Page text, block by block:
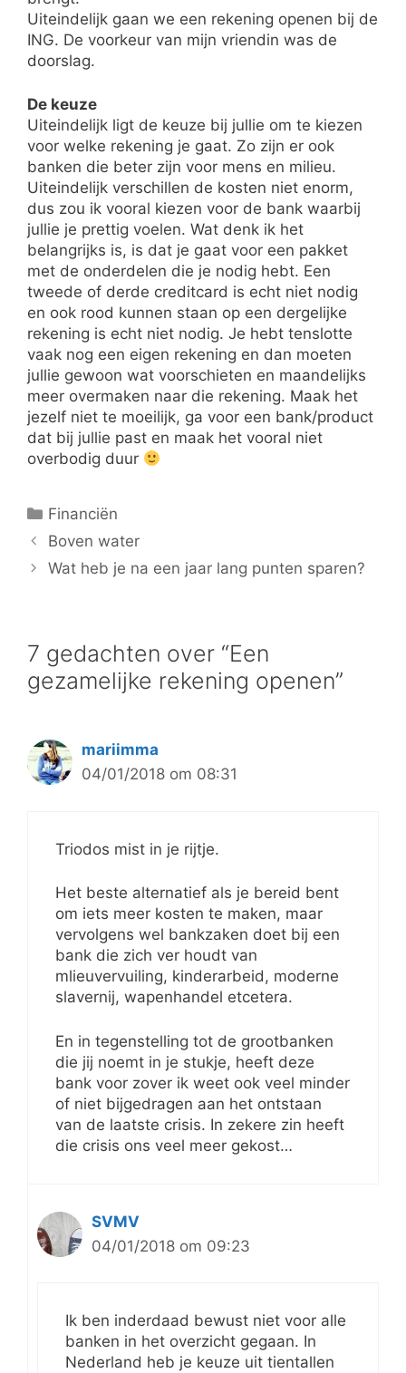
Uiteindelijk gaan we een rekening openen bij de
ING. De voorkeur van mijn vriendin was de
doorslag.
De keuze
Uiteindelijk ligt de keuze bij jullie om te kiezen
voor welke rekening je gaat. Zo zijn er ook
banken die beter zijn voor mens en milieu.
Uiteindelijk verschillen de kosten niet enorm,
dus zou ik vooral kiezen voor de bank waarbij
jullie je prettig voelen. Wat denk ik het
belangrijks is, is dat je gaat voor een pakket
met de onderdelen die je nodig hebt. Een
tweede of derde creditcard is echt niet nodig
en ook rood kunnen staan op een dergelijke
rekening is echt niet nodig. Je hebt tenslotte
vaak nog een eigen rekening en dan moeten
jullie gewoon wat voorschieten en maandelijks
meer overmaken naar die rekening. Maak het
jezelf niet te moeilijk, ga voor een bank/product
dat bij jullie past en maak het vooral niet
overbodig duur
Categorieën
Financiën
Boven water
Wat heb je na een jaar lang punten sparen?
7 gedachten over “Een
gezamelijke rekening openen”
mariimma
04/01/2018 om 08:31
Triodos mist in je rijtje.
Het beste alternatief als je bereid bent
om iets meer kosten te maken, maar
vervolgens wel bankzaken doet bij een
bank die zich ver houdt van
mlieuvervuiling, kinderarbeid, moderne
slavernij, wapenhandel etcetera.
En in tegenstelling tot de grootbanken
die jij noemt in je stukje, heeft deze
bank voor zover ik weet ook veel minder
of niet bijgedragen aan het ontstaan
van de laatste crisis. In zekere zin heeft
die crisis ons veel meer gekost…
SVMV
04/01/2018 om 09:23
Ik ben inderdaad bewust niet voor alle
banken in het overzicht gegaan. In
Nederland heb je keuze uit tientallen